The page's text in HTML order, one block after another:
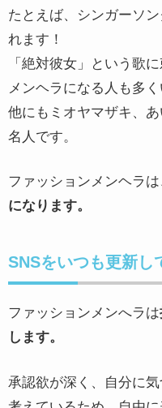
たとえば、シンガーソ
れます！
「絶対彼女」という歌
メンヘラになる人も多く
他にもミオヤマザキ、
名人です。
ファッションメンヘラは
になります。
SNSをいつも更新し
ファッションメンへラは
します。
承認欲が深く、自分に